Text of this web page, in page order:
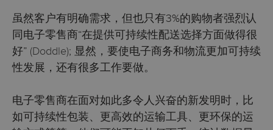
虽然客户有明确需求，但也只有3%的购物者强烈认
同电子零售商“在提供可持续性配送选择方面做得很
好” (Doddle); 显然，要使电子商务和物流更加可持续
性发展，还有很多工作要做。
电子零售商在面对如此多令人兴奋的新发明时，比
如可持续性包装、更高效的运输工具、更环保的运